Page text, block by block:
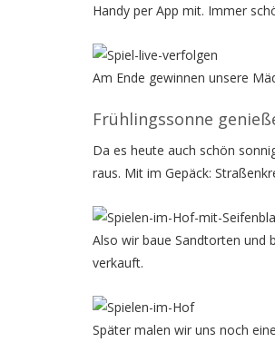
Handy per App mit. Immer
Am Ende gewinnen unsere
Frühlingssonne
Da es heute auch schön
raus. Mit im Gepäck:
Also wir baue Sandtorten und
verkauft.
Später malen wir uns noch